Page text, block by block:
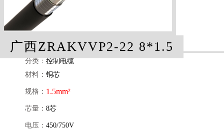
广西ZRAKVVP2-22 8*1.5
分类：控制电缆
材料：铜芯
规格： 1.5mm²
芯量：8芯
电压：450/750V